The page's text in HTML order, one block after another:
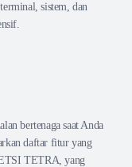
sistem, dan
bertenaga saat Anda
daftar fitur yang
ETSI TETRA, yang